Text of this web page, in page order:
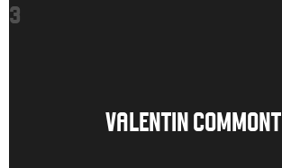
3
VALENTIN COMMONT